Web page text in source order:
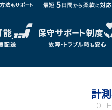
計